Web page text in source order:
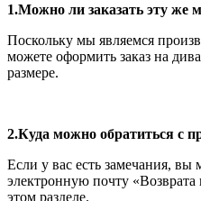
1.Можно ли заказать эту же
Поскольку мы являемся
можете оформить заказ на
размере.
2.Куда можно обратиться с
Если у вас есть замечания, вы
электронную почту «Возврата
этом разделе.